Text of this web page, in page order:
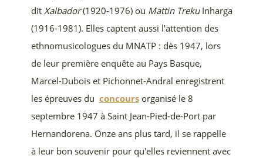
dit Xalbador(1920-1976) ou Mattin TrekuInharga
(1916-1981). Elles captent aussi l'attention des
ethnomusicologues du MNATP : dès 1947, lors
de leur première enquête au Pays Basque,
Marcel-Dubois et Pichonnet-Andral enregistrent
les épreuves du concoursorganisé le 8
septembre 1947 à Saint Jean-Pied-de-Port par
Hernandorena. Onze ans plus tard, il se rappelle
à leur bon souvenir pour qu'elles reviennent avec